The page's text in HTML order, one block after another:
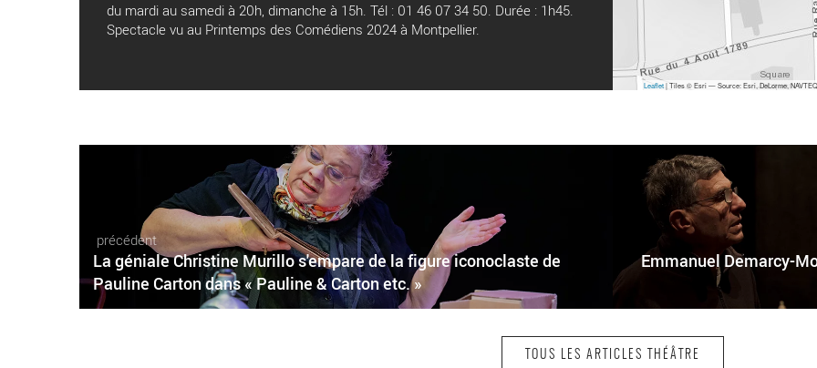
du mardi au samedi à 20h, dimanche à 15h. Tél : 01 46 07 34 50. Durée : 1h45.
Spectacle vu au Printemps des Comédiens 2024 à Montpellier.
Leaflet| Tiles © Esri — Source: Esri, DeLorme,
précédent
La géniale Christine Murillo s'empare de la figure iconoclaste de
Pauline Carton dans « Pauline & Carton etc. »
Emmanuel Demarcy-
TOUS LES ARTICLES THÉÂTRE